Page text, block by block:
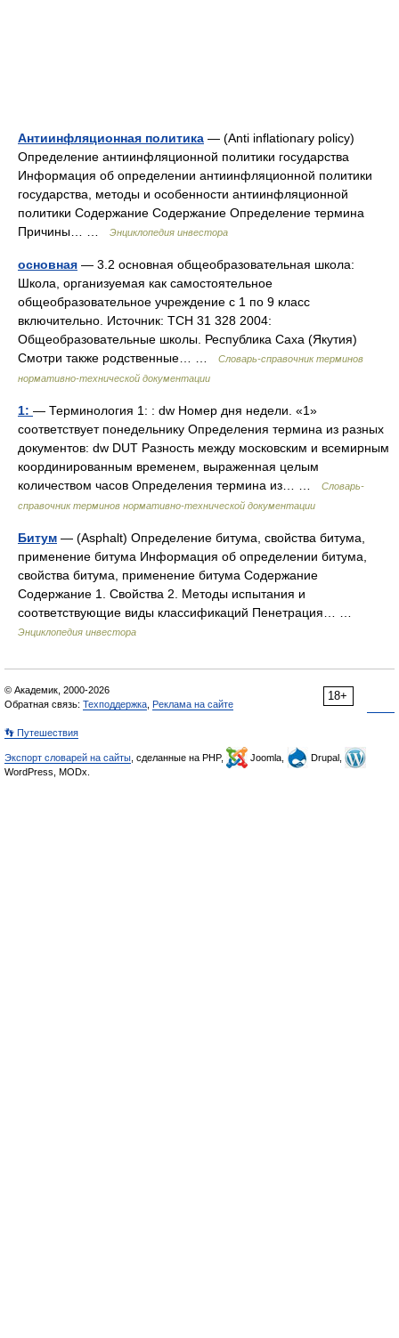
Антиинфляционная политика — (Anti inflationary policy)
Определение антиинфляционной политики государства
Информация об определении антиинфляционной политики
государства, методы и особенности антиинфляционной
политики Содержание Содержание Определение термина
Причины… …
Энциклопедия инвестора
основная — 3.2 основная общеобразовательная школа:
Школа, организуемая как самостоятельное
общеобразовательное учреждение с 1 по 9 класс
включительно. Источник: ТСН 31 328 2004:
Общеобразовательные школы. Республика Саха (Якутия)
Смотри также родственные… …
Словарь-справочник терминов
нормативно-технической документации
1: — Терминология 1: : dw Номер дня недели. «1»
соответствует понедельнику Определения термина из разных
документов: dw DUT Разность между московским и всемирным
координированным временем, выраженная целым
количеством часов Определения термина из… …
Словарь-
справочник терминов нормативно-технической документации
Битум — (Asphalt) Определение битума, свойства битума,
применение битума Информация об определении битума,
свойства битума, применение битума Содержание
Содержание 1. Свойства 2. Методы испытания и
соответствующие виды классификаций Пенетрация… …
Энциклопедия инвестора
18+
© Академик, 2000-2026
Обратная связь: Техподдержка Реклама на сайте
👣 Путешествия
Экспорт словарей на сайты , сделанные на PHP, Joomla,
Drupal,
WordPress, MODx.